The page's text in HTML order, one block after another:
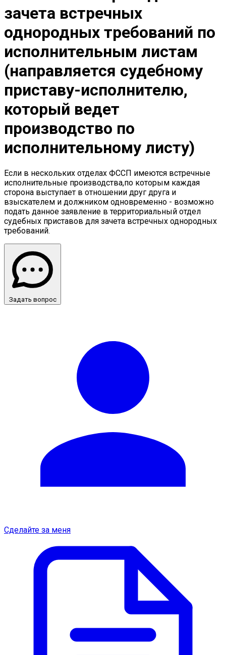
зачета встречных
однородных требований по
исполнительным листам
(направляется судебному
приставу-исполнителю,
который ведет
производство по
исполнительному листу)
Если в нескольких отделах ФССП имеются встречные
исполнительные производства,по которым каждая
сторона выступает в отношении друг друга и
взыскателем и должником одновременно - возможно
подать данное заявление в территориальный отдел
судебных приставов для зачета встречных однородных
требований.
Задать вопрос
Сделайте за меня